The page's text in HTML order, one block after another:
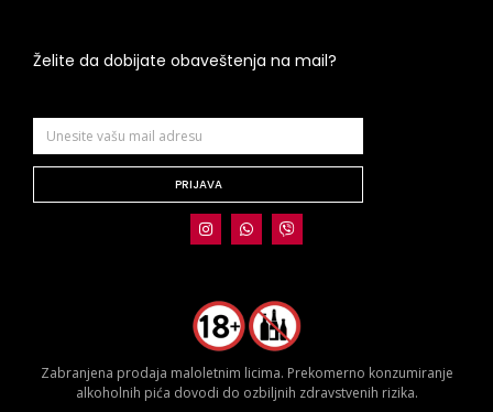
Želite da dobijate obaveštenja na mail?
PRIJAVA
Zabranjena prodaja maloletnim licima. Prekomerno konzumiranje
alkoholnih pića dovodi do ozbiljnih zdravstvenih rizika.